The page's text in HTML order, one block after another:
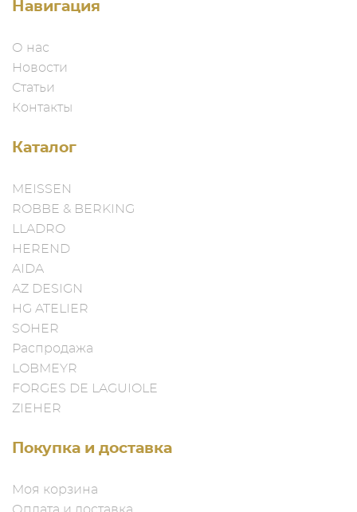
Навигация
О нас
Новости
Статьи
Контакты
Каталог
MEISSEN
ROBBE & BERKING
LLADRO
HEREND
AIDA
AZ DESIGN
HG ATELIER
SOHER
Распродажа
LOBMEYR
FORGES DE LAGUIOLE
ZIEHER
Покупка и доставка
Моя корзина